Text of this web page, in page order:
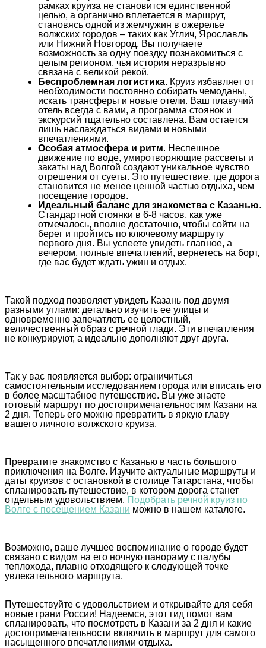
рамках круиза не становится единственной
целью, а органично вплетается в маршрут,
становясь одной из жемчужин в ожерелье
волжских городов – таких как Углич, Ярославль
или Нижний Новгород. Вы получаете
возможность за одну поездку познакомиться с
целым регионом, чья история неразрывно
связана с великой рекой.
Беспроблемная логистика. Круиз избавляет от
необходимости постоянно собирать чемоданы,
искать трансферы и новые отели. Ваш плавучий
отель всегда с вами, а программа стоянок и
экскурсий тщательно составлена. Вам остается
лишь наслаждаться видами и новыми
впечатлениями.
Особая атмосфера и ритм. Неспешное
движение по воде, умиротворяющие рассветы и
закаты над Волгой создают уникальное чувство
отрешения от суеты. Это путешествие, где дорога
становится не менее ценной частью отдыха, чем
посещение городов.
Идеальный баланс для знакомства с Казанью.
Стандартной стоянки в 6-8 часов, как уже
отмечалось, вполне достаточно, чтобы сойти на
берег и пройтись по ключевому маршруту
первого дня. Вы успеете увидеть главное, а
вечером, полные впечатлений, вернетесь на борт,
где вас будет ждать ужин и отдых.
Такой подход позволяет увидеть Казань под двумя
разными углами: детально изучить ее улицы и
одновременно запечатлеть ее целостный,
величественный образ с речной глади. Эти впечатления
не конкурируют, а идеально дополняют друг друга.
Так у вас появляется выбор: ограничиться
самостоятельным исследованием города или вписать его
в более масштабное путешествие. Вы уже знаете
готовый маршрут по достопримечательностям Казани на
2 дня. Теперь его можно превратить в яркую главу
вашего личного волжского круиза.
Превратите знакомство с Казанью в часть большого
приключения на Волге. Изучите актуальные маршруты и
даты круизов с остановкой в столице Татарстана, чтобы
спланировать путешествие, в котором дорога станет
отдельным удовольствием. Подобрать речной круиз по
Волге с посещением Казани можно в нашем каталоге.
Возможно, ваше лучшее воспоминание о городе будет
связано с видом на его ночную панораму с палубы
теплохода, плавно отходящего к следующей точке
увлекательного маршрута.
Путешествуйте с удовольствием и открывайте для себя
новые грани России! Надеемся, этот гид помог вам
спланировать, что посмотреть в Казани за 2 дня и какие
достопримечательности включить в маршрут для самого
насыщенного впечатлениями отдыха.